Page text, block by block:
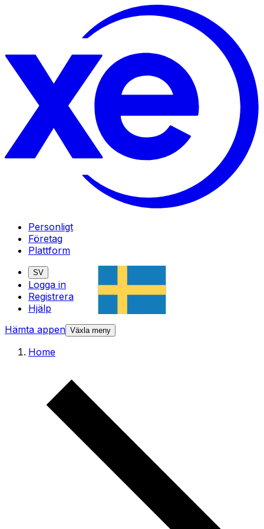
Personligt
Företag
Plattform
SV
Logga in
Registrera
Hjälp
Hämta appen Växla meny
Home